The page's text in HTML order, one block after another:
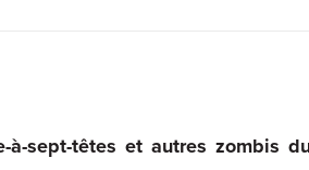
à-sept-têtes et autres zombis